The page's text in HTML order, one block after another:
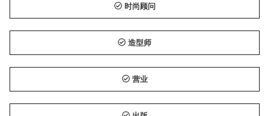
时尚顾问
造型师
营业